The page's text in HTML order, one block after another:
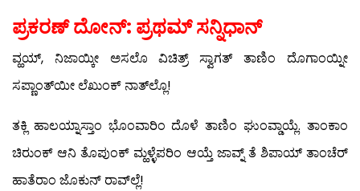
ಪ್ರಕರಣ್ ದೋನ್: ಪ್ರಥಮ್ ಸನ್ನಿಧಾನ್
ವ್ಹಯ್, ನಿಜಾಯ್ಕೀ ಅಸಲೊ ವಿಚಿತ್ರ್ ಸ್ವಾಗತ್ ತಾಣಿಂ ದೊಗಾಂಯ್ನೀ
ಸಪ್ಣಾಂತ್‍ಯೀ ಲೆಖುಂಕ್ ನಾತ್‍ಲ್ಲೊ!
ತಕ್ಲಿ ಹಾಲಯ್ನಾಸ್ತಾಂ ಭೊಂವಾರಿಂ ದೊಳೆ ತಾಣಿಂ ಘುಂವ್ಡಾಯ್ಲೆ. ತಾಂಕಾಂ
ಚಿರುಂಕ್ ಆನಿ ತೊಪುಂಕ್ ಮ್ಹಳ್ಳೆಪರಿಂ ಆಯ್ತೆ ಜಾವ್ನ್ ತೆ ಶಿಪಾಯ್ ತಾಂಚೆರ್
ಹಾತೆರಾಂ ಜೊಕುನ್ ರಾವ್‍ಲ್ಲೆ!